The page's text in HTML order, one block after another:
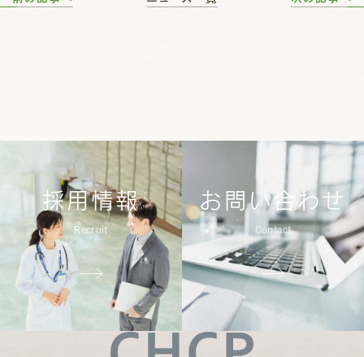
採用情報
Recruit
お問い合わせ
Contact